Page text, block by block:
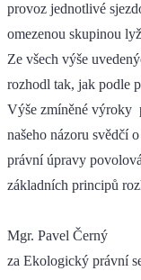
provoz jednotlivé
omezenou skupinou
Ze všech výše
rozhodl tak, jak podle
Výše zmíněné výroky
našeho názoru svědčí
právní úpravy
základních principů
Mgr. Pavel Černý
za Ekologický právní